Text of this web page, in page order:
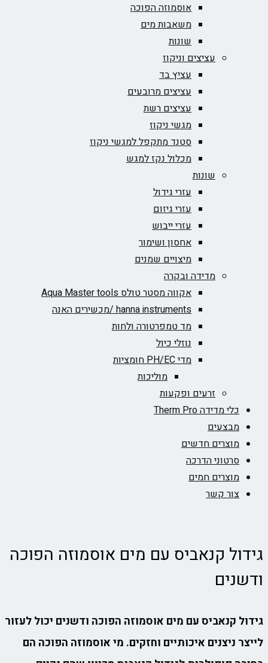
אוסמוזה הפוכה
משאבות מים
שונות
עציצים וניקוז
עציץ בד
עציצים מרובעים
עציצים רשת
מגשי ניקוז
סטנד מתקפל למגשי ניקוז
מכלול נקז למגש
שונות
עזרי גידול
עזרי גיזום
עזרי ייבוש
אחסון ושימור
מיצויים שמנים
מדידה ובקרה
אקווה מסטר טולס Aqua Master tools
hanna instruments /מכשירים האנה
מד טמפרטורה ולחות
נוזלי כיול
מדי PH/EC חומציות
מוליכות
זרעים ופקעות
כלי מדידה Therm Pro
מבצעים
מוצרים חדשים
סרטוני הדרכה
מוצרים חמים
צור קשר
גידול קנאביס עם מים אוסמוזה הפוכה
ודשנים
גידול קנאביס עם מים אוסמוזה הפוכה ודשנים יכול לעזור
לייצר ניצנים איכותיים וחזקים. מי אוסמוזה הפוכה הם